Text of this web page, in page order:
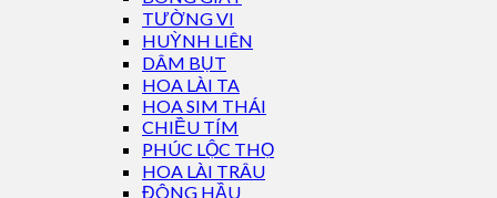
TƯỜNG VI
HUỲNH LIÊN
DÂM BỤT
HOA LÀI TA
HOA SIM THÁI
CHIỀU TÍM
PHÚC LỘC THỌ
HOA LÀI TRÂU
ĐÔNG HẦU